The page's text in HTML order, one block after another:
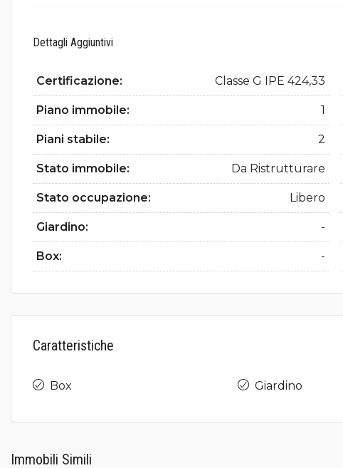
Dettagli Aggiuntivi
Certificazione: Classe G IPE 424,33
Piano immobile: 1
Piani stabile: 2
Stato immobile: Da Ristrutturare
Stato occupazione: Libero
Giardino: -
Box: -
Caratteristiche
Box Giardino
Immobili Simili